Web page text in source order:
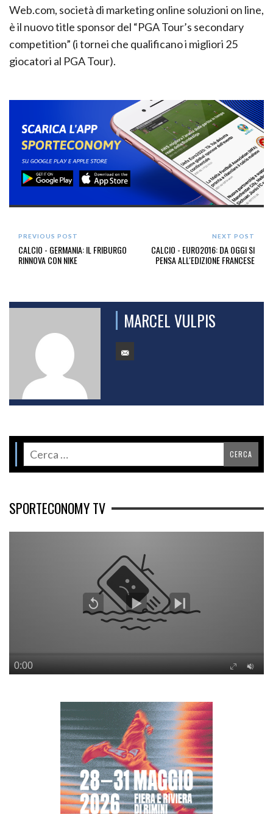
Web.com, società di marketing online soluzioni on line,
è il nuovo title sponsor del “PGA Tour’s secondary
competition” (i tornei che qualificano i migliori 25
giocatori al PGA Tour).
PREVIOUS POST
CALCIO - GERMANIA: IL FRIBURGO
RINNOVA CON NIKE
NEXT POST
CALCIO - EURO2016: DA OGGI SI
PENSA ALL'EDIZIONE FRANCESE
MARCEL VULPIS
SPORTECONOMY TV